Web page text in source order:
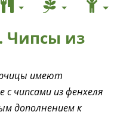
Чипсы из
имеют
чипсами из фенхеля
дополнением к